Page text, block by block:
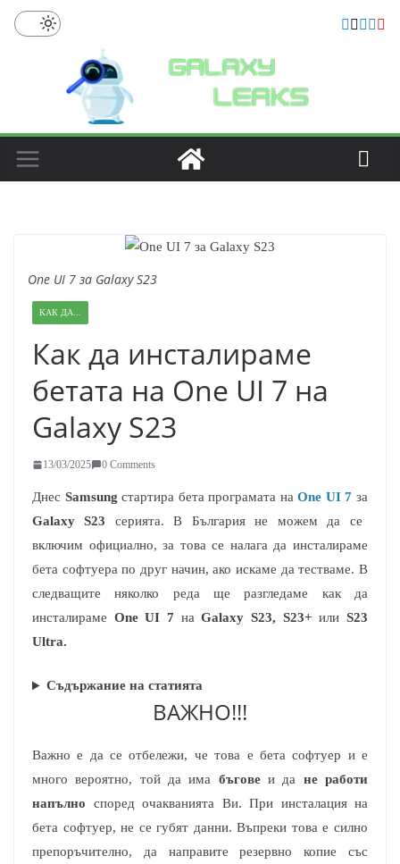
Skip
One UI 7 за Galaxy S23
КАК ДА...
Как да инсталираме
бетата на One UI 7 на
Galaxy S23
13/03/2025 0 Comments
Днес Samsungстартира бета програмата на One UI 7 за
Galaxy S23 серията. В България не можем да се
включим официално, за това се налага да инсталираме
бета софтуера по друг начин, ако искаме да тестваме. В
следващите няколко реда ще разгледаме как да
инсталираме One UI 7 наGalaxy S23, S23+или S23
Ultra.
Съдържание на статията
ВАЖНО!!!
Важно е да се отбележи, че това е бета софтуер и е
много вероятно, той да има бъговеи да не работи
напълно според очакванията Ви. При инсталация на
бета софтуер, не се губят данни. Въпреки това е силно
препоръчително, да направите резервно копие със